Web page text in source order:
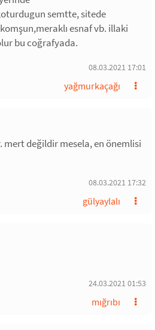
semtte, sitede
esnaf vb. illaki
bu coğrafyada.
08.03.2021 17:01
yağmurkaçağı
mert değildir mesela, en önemlisi
08.03.2021 17:32
gülyaylalı
24.03.2021 01:53
mığrıbı